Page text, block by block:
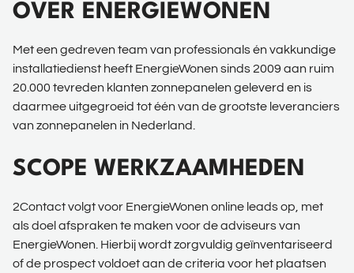
OVER ENERGIEWONEN
Met een gedreven team van professionals én vakkundige
installatiedienst heeft EnergieWonen sinds 2009 aan ruim
20.000 tevreden klanten zonnepanelen geleverd en is
daarmee uitgegroeid tot één van de grootste leveranciers
van zonnepanelen in Nederland.
SCOPE WERKZAAMHEDEN
2Contact volgt voor EnergieWonen online leads op, met
als doel afspraken te maken voor de adviseurs van
EnergieWonen. Hierbij wordt zorgvuldig geïnventariseerd
of de prospect voldoet aan de criteria voor het plaatsen